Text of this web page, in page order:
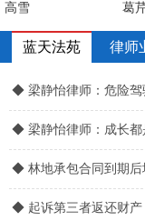
雪 葛芹
弛 张芳